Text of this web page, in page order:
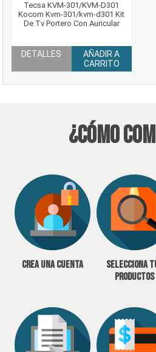
Tecsa KVM-301/KVM-D301
Kocom Kvm-301/kvm-d301 Kit
De Tv Portero Con Auricular
DETALLES
AÑADIR A
CARRITO
¿Cómo
Crea una cuenta
Selecciona
productos